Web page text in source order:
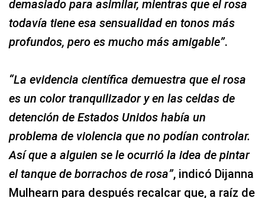
demasiado para asimilar, mientras que el rosa
todavía tiene esa sensualidad en tonos más
profundos, pero es mucho más amigable”.
“La evidencia científica demuestra que el rosa
es un color tranquilizador y en las celdas de
detención de Estados Unidos había un
problema de violencia que no podían controlar.
Así que a alguien se le ocurrió la idea de pintar
el tanque de borrachos de rosa”, indicó Dijanna
Mulhearn para después recalcar que, a raíz de